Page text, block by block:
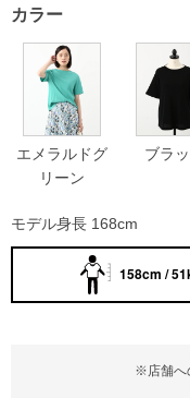
※店舗へ
カラー
エメラルドグ
リーン
ブラ
モデル身長 168cm
158cm /